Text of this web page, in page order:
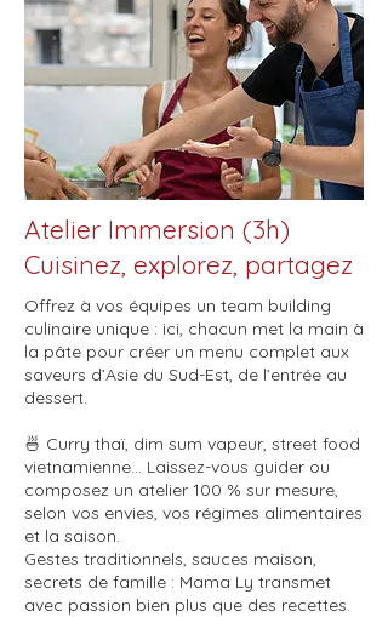
Atelier Immersion (3h)
Cuisinez, explorez, partagez
Offrez à vos équipes un team building
culinaire unique : ici, chacun met la main à
la pâte pour créer un menu complet aux
saveurs d’Asie du Sud-Est, de l’entrée au
dessert.
🍜 Curry thaï, dim sum vapeur, street food
vietnamienne… Laissez-vous guider ou
composez un atelier 100 % sur mesure,
selon vos envies, vos régimes alimentaires
et la saison.
Gestes traditionnels, sauces maison,
secrets de famille : Mama Ly transmet
avec passion bien plus que des recettes.